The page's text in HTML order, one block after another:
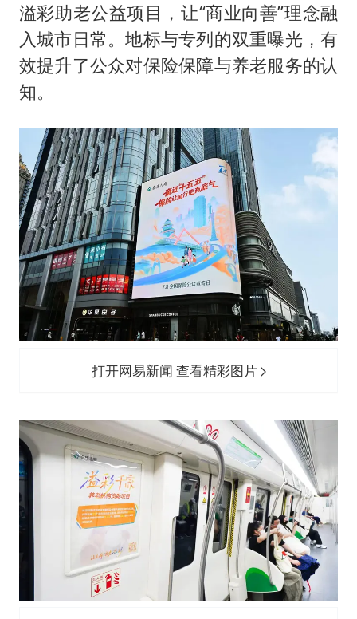
溢彩助老公益项目，让“商业向善”理念融
入城市日常。地标与专列的双重曝光，有
效提升了公众对保险保障与养老服务的认
知。
打开网易新闻 查看精彩图片